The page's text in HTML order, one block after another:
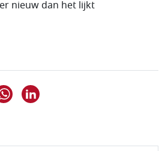
nieuw dan het lijkt
X op Bluesky
dit item op Facebook
via WhatsApp